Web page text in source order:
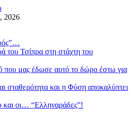
2026
του Τσίπρα στη στάχτη του
που μας έδωσε αυτό το δώρο έστω για
σταθερότητα και η Φύση αποκαλύπτει
και οι… “Ελληναράδες”!